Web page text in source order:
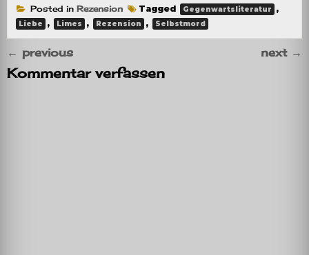
Posted in Rezension Tagged Gegenwartsliteratur ,
Liebe , Limes , Rezension , Selbstmord
← previous next →
Kommentar verfassen